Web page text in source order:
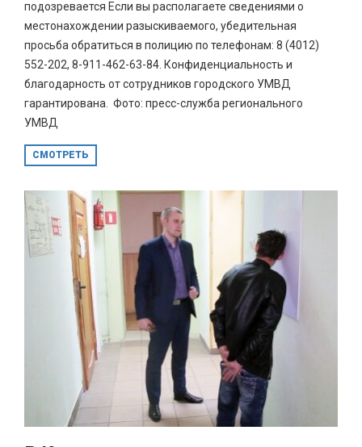
подозревается Если вы располагаете сведениями о
местонахождении разыскиваемого, убедительная
просьба обратиться в полицию по телефонам: 8 (4012)
552-202, 8-911-462-63-84. Конфиденциальность и
благодарность от сотрудников городского УМВД
гарантирована. Фото: пресс-служба регионального
УМВД
СМОТРЕТЬ